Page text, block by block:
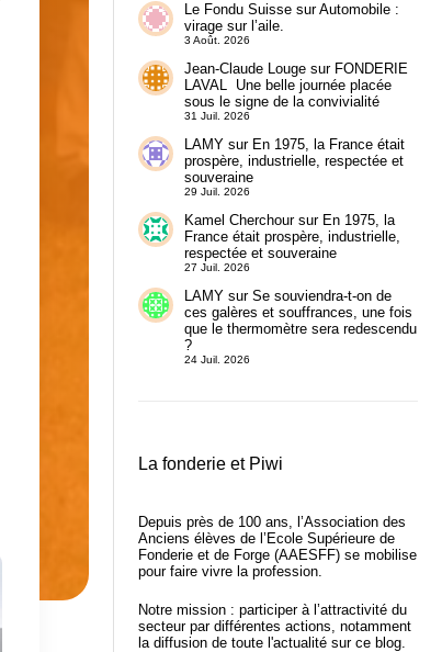
Le Fondu SuissesurAutomobile :
virage sur l’aile.
3 Août. 2026
Jean-Claude Lougesur FONDERIE
LAVAL Une belle journée placée
sous le signe de la convivialité
31 Juil. 2026
LAMYsur En 1975, la France était
prospère, industrielle, respectée et
souveraine
29 Juil. 2026
Kamel Cherchoursur En 1975, la
France était prospère, industrielle,
respectée et souveraine
27 Juil. 2026
LAMYsur Se souviendra-t-on de
ces galères et souffrances, une fois
que le thermomètre sera redescendu
?
24 Juil. 2026
La fonderie et Piwi
Depuis près de 100 ans, l’Association des
Anciens élèves de l’Ecole Supérieure de
Fonderie et de Forge (AAESFF) se mobilise
pour faire vivre la profession.
Notre mission : participer à l’attractivité du
secteur par différentes actions, notamment
la diffusion de toute l'actualité sur ce blog.